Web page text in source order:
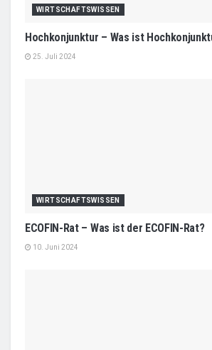
WIRTSCHAFTSWISSEN
Hochkonjunktur – Was ist
25. Juli 2024
WIRTSCHAFTSWISSEN
ECOFIN-Rat – Was ist der ECOFIN-Rat?
10. Juni 2024